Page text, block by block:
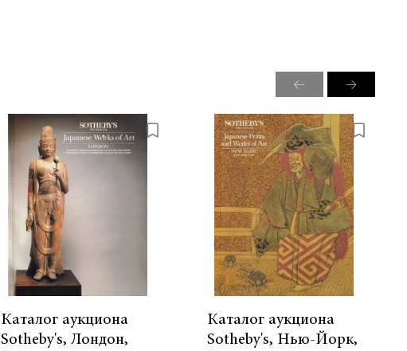
Каталог аукциона
Sotheby's, Лондон,
Каталог аукциона
Sotheby's, Нью-Йорк,